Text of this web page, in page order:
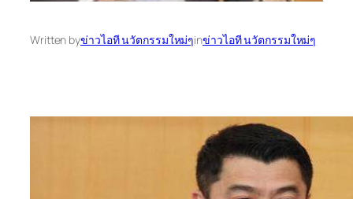
Written byข่าวไอที นวัตกรรมใหม่ๆinข่าวไอที นวัตกรรมใหม่ๆ